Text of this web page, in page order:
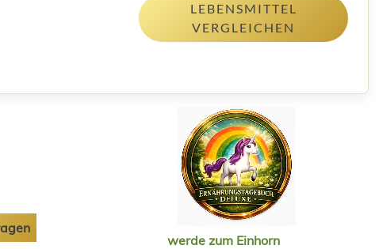
LEBENSMITTEL
VERGLEICHEN
werde zum Einhorn